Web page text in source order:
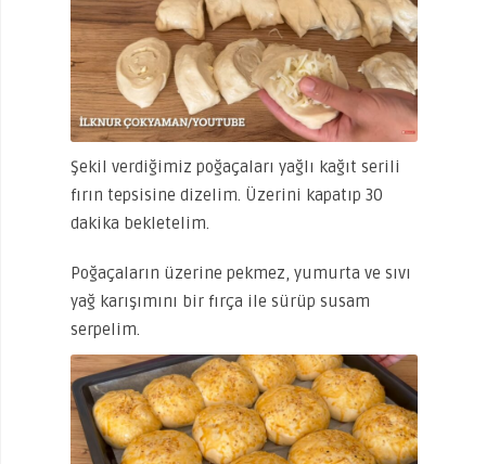
Şekil verdiğimiz poğaçaları yağlı kağıt serili
fırın tepsisine dizelim. Üzerini kapatıp 30
dakika bekletelim.
Poğaçaların üzerine pekmez, yumurta ve sıvı
yağ karışımını bir fırça ile sürüp susam
serpelim.